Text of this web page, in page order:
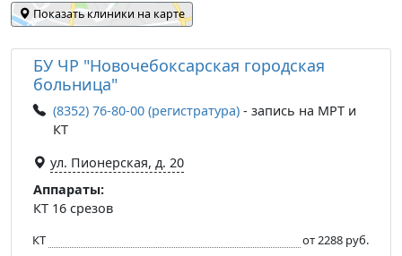
Показать клиники на карте
БУ ЧР "Новочебоксарская городская
больница"
(8352) 76-80-00 (регистратура) - запись на МРТ и
КТ
ул. Пионерская, д. 20
Аппараты:
КТ 16 срезов
КТ от 2288 руб.